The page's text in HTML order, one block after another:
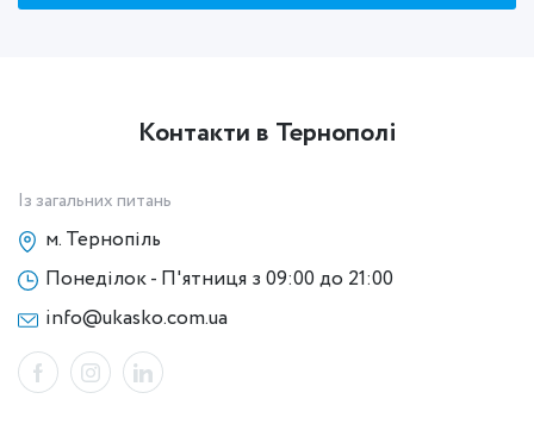
Контакти в Тернополі
Із загальних питань
м. Тернопіль
Понеділок - П'ятниця з 09:00 до 21:00
info@ukasko.com.ua